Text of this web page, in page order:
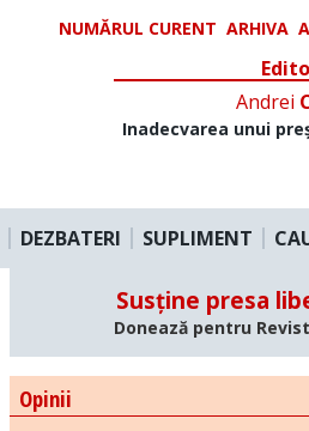
NUMĂRUL CURENT ARHIVA
Andrei
Inadecvarea unui
DEZBATERI SUPLIMENT
Susține presa
Donează pentru
Opinii